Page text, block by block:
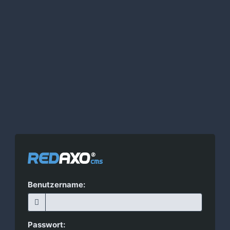
Benutzername:
Passwort: